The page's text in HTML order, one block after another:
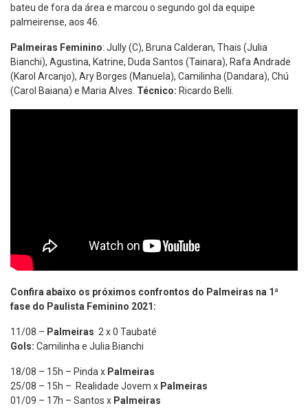
bateu de fora da área e marcou o segundo gol da equipe
palmeirense, aos 46.
Palmeiras Feminino: Jully (C), Bruna Calderan, Thais (Julia
Bianchi), Agustina, Katrine, Duda Santos (Tainara), Rafa Andrade
(Karol Arcanjo), Ary Borges (Manuela), Camilinha (Dandara), Chú
(Carol Baiana) e Maria Alves. Técnico: Ricardo Belli.
Confira abaixo os próximos confrontos do Palmeiras na 1ª
fase do Paulista Feminino 2021:
11/08 – Palmeiras 2 x 0 Taubaté
Gols: Camilinha e Julia Bianchi
18/08 – 15h – Pinda x Palmeiras
25/08 – 15h – Realidade Jovem x Palmeiras
01/09 – 17h – Santos x Palmeiras